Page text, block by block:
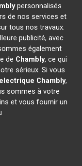
personnalisés
de nos services et
tous nos travaux.
publicité, avec
également
de Chambly, ce qui
sérieux. Si vous
Chambly,
sommes à votre
et vous fournir un